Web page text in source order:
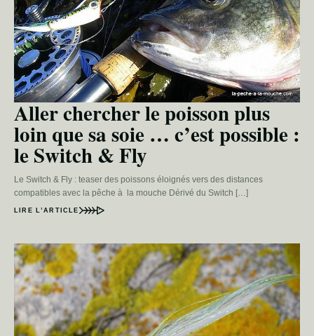
Aller chercher le poisson plus
loin que sa soie … c’est possible :
le Switch & Fly
Le Switch & Fly : teaser des poissons éloignés vers des distances
compatibles avec la pêche à la mouche Dérivé du Switch […]
LIRE L’ARTICLE